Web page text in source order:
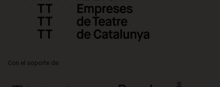
Con el soporte de: